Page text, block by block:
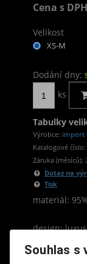
Cena s
Velikost
XS-M
Dodání dny:
ks
Tabulky
Výrobce: import
Katalogové číslo:
Záruka (měsíců):
Dotaz na
Tisk
materiál:
design:
tělová barva
Souhlas s